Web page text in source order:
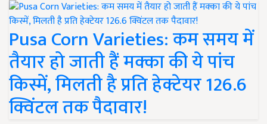
Pusa Corn Varieties: कम समय में
तैयार हो जाती हैं मक्का की ये पांच
किस्में, मिलती है प्रति हेक्टेयर 126.6
क्विंटल तक पैदावार!